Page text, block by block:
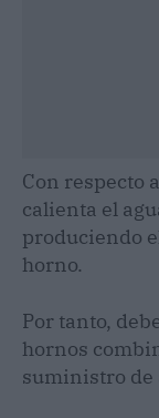
Con respecto
calienta el
produciendo
horno.
Por tanto,
hornos
suministro de